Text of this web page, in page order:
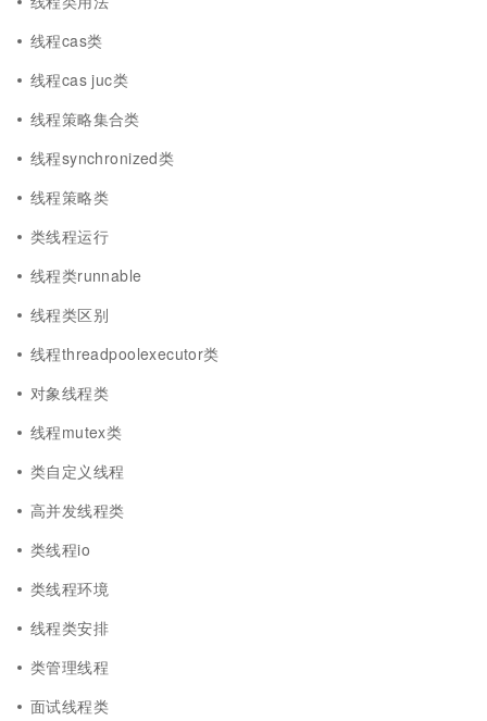
线程cas类
线程cas juc类
线程策略集合类
线程synchronized类
线程策略类
类线程运行
线程类runnable
线程类区别
线程threadpoolexecutor类
对象线程类
线程mutex类
类自定义线程
高并发线程类
类线程io
类线程环境
线程类安排
类管理线程
面试线程类